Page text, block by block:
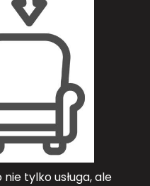
tylko usługa, ale